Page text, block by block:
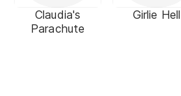
Claudia's
Parachute
Girlie Hell